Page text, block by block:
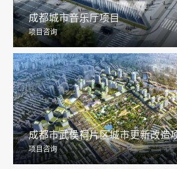
成都城市音乐厅项目
项目咨询
成都市武侯祠片区城市更新改造
项目咨询